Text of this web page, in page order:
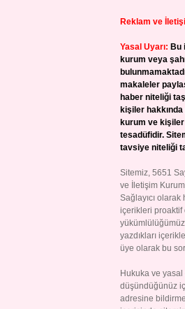
Reklam ve
Yasal Uyarı: Bu
kurum veya
makaleler
haber niteliği
kişiler
kurum ve
tesadüfidir.
tavsiye niteliği
Sitemiz, 5651
ve İletişim
Sağlayıcı
içerikleri proaktif
yazdıkları
üye olarak bu
Hukuka ve yasal
düşündüğünüz
adresine